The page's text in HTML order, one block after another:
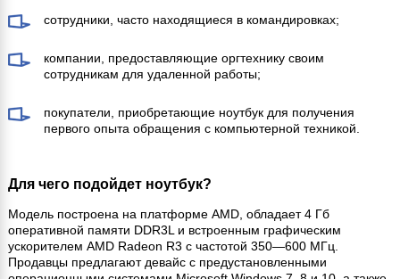
сотрудники, часто находящиеся в командировках;
компании, предоставляющие оргтехнику своим
сотрудникам для удаленной работы;
покупатели, приобретающие ноутбук для получения
первого опыта обращения с компьютерной техникой.
Для чего подойдет ноутбук?
Модель построена на платформе AMD, обладает 4 Гб
оперативной памяти DDR3L и встроенным графическим
ускорителем AMD Radeon R3 с частотой 350—600 МГц.
Продавцы предлагают девайс с предустановленными